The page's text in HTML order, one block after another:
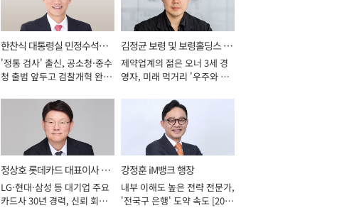
한찬식 대통령실 민정수석비
서관
'정통 검사' 출신, 공소청·중수
청 출범 앞두고 검찰개혁 완수
김정균 보령 및 보령홀딩스 대
표이사 사장
제약업계의 젊은 오너 3세 경
영자, 미래 먹거리 '우주와 헬
정상호 롯데카드 대표이사 사
장
LG·현대·삼성 등 대기업 주요
카드사 30년 경력, 신뢰 회복
강정훈 iM뱅크 행장
내부 이해도 높은 전략 전문가,
'전국구 은행' 도약 속도 [2026